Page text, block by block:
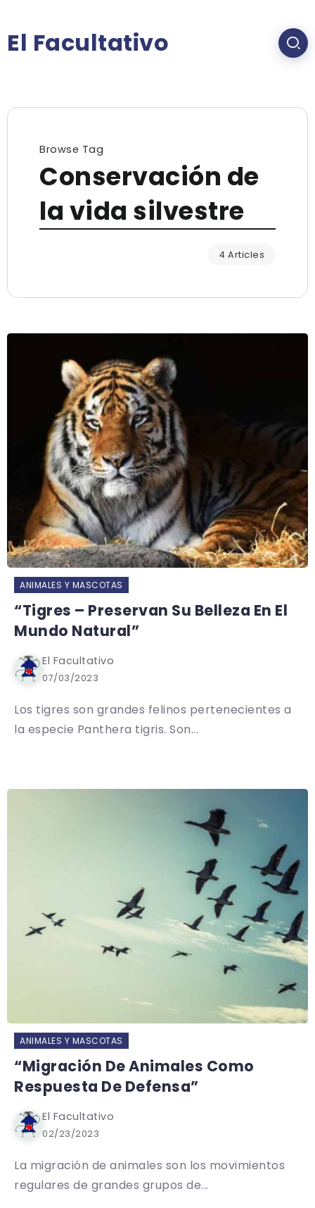
El Facultativo
Browse Tag
Conservación de
la vida silvestre
4 Articles
ANIMALES Y MASCOTAS
“Tigres – Preservan Su Belleza En El
Mundo Natural”
El Facultativo
07/03/2023
Los tigres son grandes felinos pertenecientes a
la especie Panthera tigris. Son...
ANIMALES Y MASCOTAS
“Migración De Animales Como
Respuesta De Defensa”
El Facultativo
02/23/2023
La migración de animales son los movimientos
regulares de grandes grupos de...